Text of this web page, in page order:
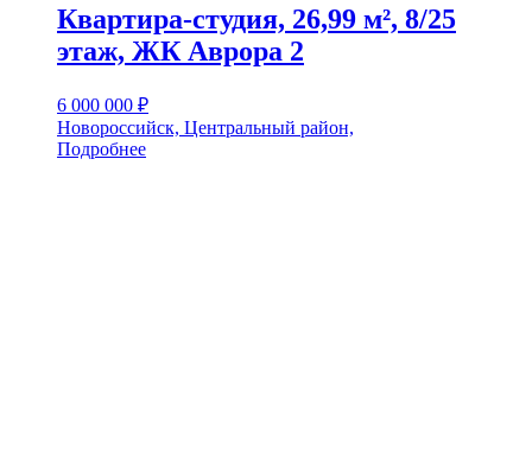
Квартира-студия, 26,99 м², 8/25
этаж, ЖК Аврора 2
6 000 000 ₽
Новороссийск, Центральный район,
Подробнее